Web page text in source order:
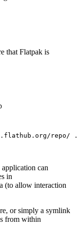
that Flatpak is
repo/
can
in
(to allow interaction
or simply a symlink
from within